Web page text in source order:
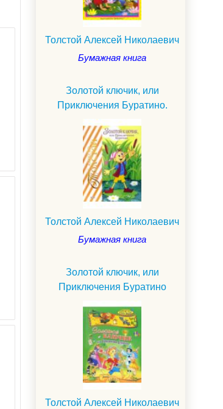
Толстой Алексей Николаевич
Бумажная книга
Золотой ключик, или
Приключения Буратино.
Толстой Алексей Николаевич
Бумажная книга
Золотой ключик, или
Приключения Буратино
Толстой Алексей Николаевич